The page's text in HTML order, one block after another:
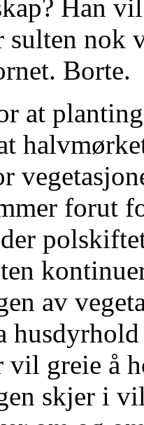
Han
nok
Borte.
at
forut
av
vil greie å
skjer i